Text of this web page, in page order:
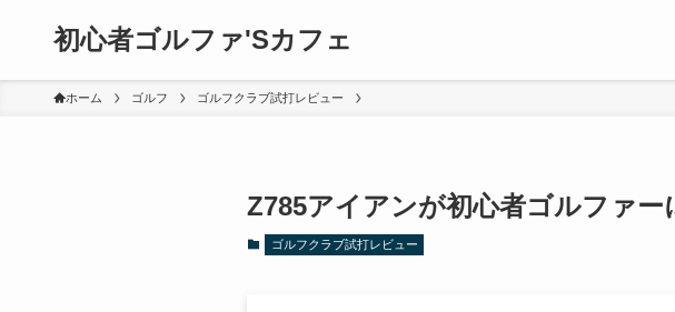
初心者ゴルファ'Sカフェ
ホーム ゴルフ ゴルフクラブ試打レビュー
Z785アイアンが初心者ゴルファ
ゴルフクラブ試打レビュー